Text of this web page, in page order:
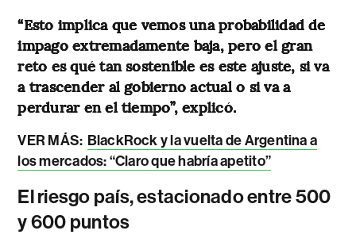
“Esto implica que vemos una probabilidad de
impago extremadamente baja, pero el gran
reto es qué tan sostenible es este ajuste, si va
a trascender al gobierno actual o si va a
perdurar en el tiempo”, explicó.
VER MÁS: BlackRock y la vuelta de Argentina a
los mercados: “Claro que habría apetito”
El riesgo país, estacionado entre 500
y 600 puntos